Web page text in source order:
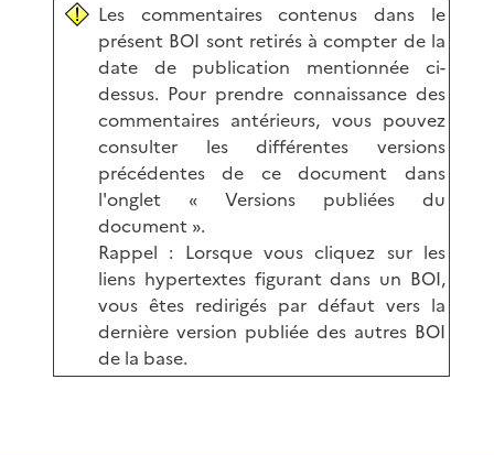
Les commentaires contenus dans le
présent BOI sont retirés à compter de la
date de publication mentionnée ci-
dessus. Pour prendre connaissance des
commentaires antérieurs, vous pouvez
consulter les différentes versions
précédentes de ce document dans
l'onglet « Versions publiées du
document ».
Rappel : Lorsque vous cliquez sur les
liens hypertextes figurant dans un BOI,
vous êtes redirigés par défaut vers la
dernière version publiée des autres BOI
de la base.